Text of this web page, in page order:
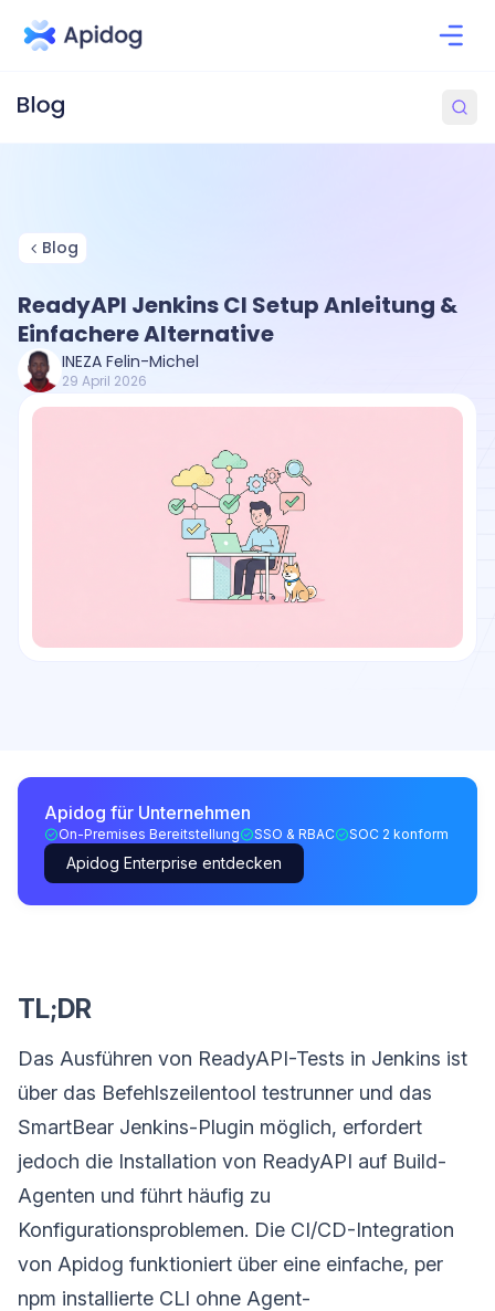
Blog
ReadyAPI Jenkins CI Setup Anleitung &
Einfachere Alternative
INEZA Felin-Michel
29 April 2026
Apidog für Unternehmen
On-Premises Bereitstellung SSO & RBAC SOC 2 konform
Apidog Enterprise entdecken
TL;DR
Das Ausführen von ReadyAPI-Tests in Jenkins ist
über das Befehlszeilentool testrunner und das
SmartBear Jenkins-Plugin möglich, erfordert
jedoch die Installation von ReadyAPI auf Build-
Agenten und führt häufig zu
Konfigurationsproblemen. Die CI/CD-Integration
von Apidog funktioniert über eine einfache, per
npm installierte CLI ohne Agent-